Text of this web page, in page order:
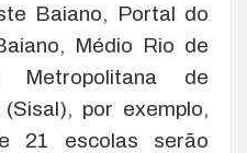
Baiano, Portal do
Médio Rio de
de
por exemplo,
21 escolas serão